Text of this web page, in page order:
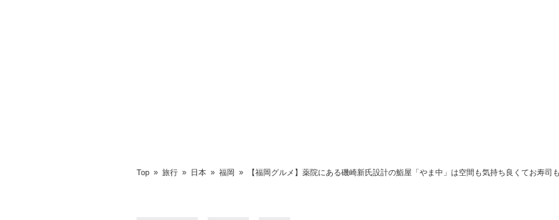
Top » 旅行 » 日本 » 福岡 » 【福岡グルメ】薬院にある磯崎新氏設計の鮨屋「やま中」は空間も気持ち良くてお寿司も